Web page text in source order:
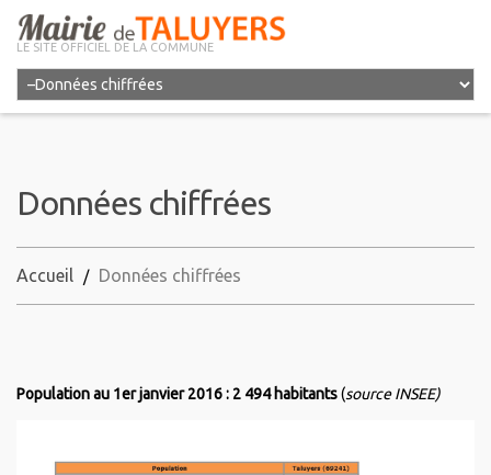
LE SITE OFFICIEL DE LA COMMUNE
Données chiffrées
Accueil Données chiffrées
Population au 1er janvier 2016 : 2 494 habitants(source INSEE)